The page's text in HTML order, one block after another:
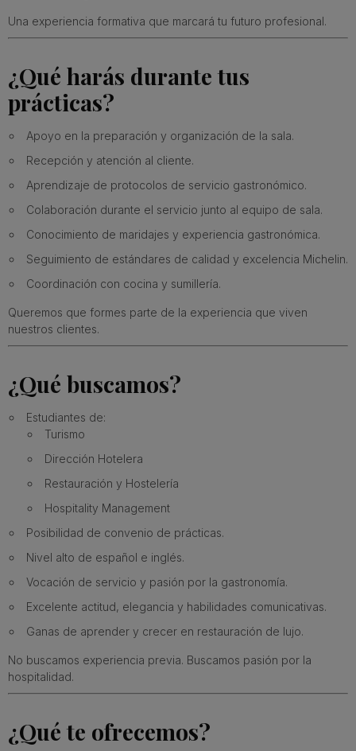
Una experiencia formativa que marcará tu futuro profesional.
¿Qué harás durante tus
prácticas?
Apoyo en la preparación y organización de la sala.
Recepción y atención al cliente.
Aprendizaje de protocolos de servicio gastronómico.
Colaboración durante el servicio junto al equipo de sala.
Conocimiento de maridajes y experiencia gastronómica.
Seguimiento de estándares de calidad y excelencia Michelin.
Coordinación con cocina y sumillería.
Queremos que formes parte de la experiencia que viven
nuestros clientes.
¿Qué buscamos?
Estudiantes de:
Turismo
Dirección Hotelera
Restauración y Hostelería
Hospitality Management
Posibilidad de convenio de prácticas.
Nivel alto de español e inglés.
Vocación de servicio y pasión por la gastronomía.
Excelente actitud, elegancia y habilidades comunicativas.
Ganas de aprender y crecer en restauración de lujo.
No buscamos experiencia previa. Buscamos pasión por la
hospitalidad.
¿Qué te ofrecemos?